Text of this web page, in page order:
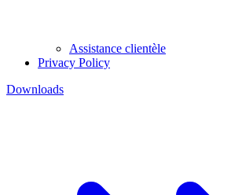
Assistance clientèle
Privacy Policy
Downloads